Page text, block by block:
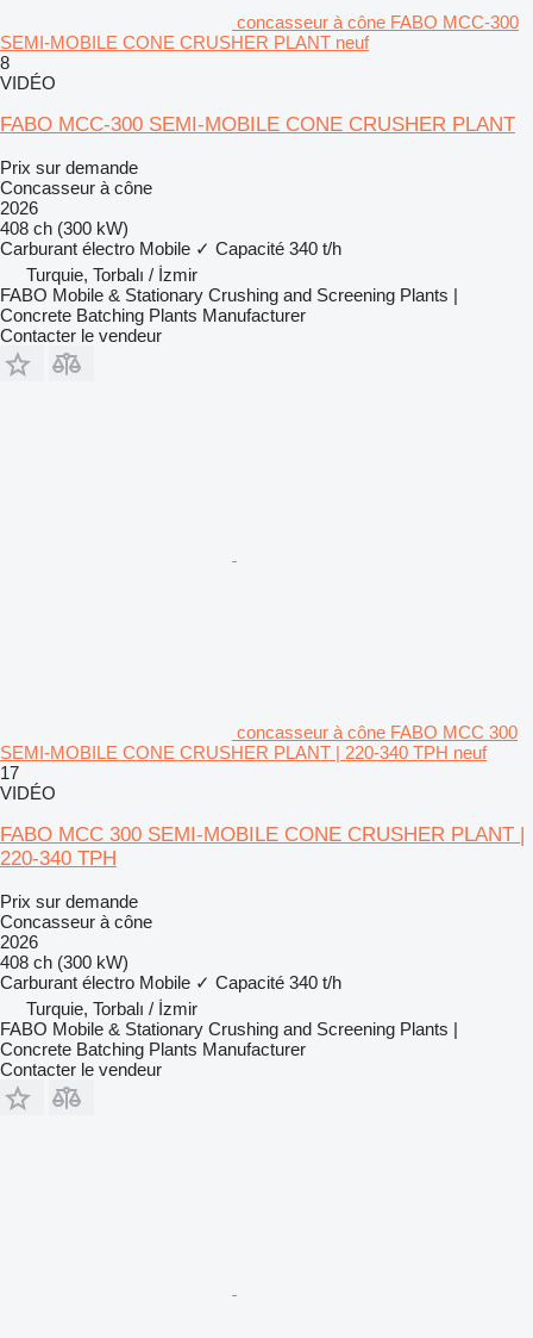
concasseur à cône FABO MCC-300
SEMI-MOBILE CONE CRUSHER PLANT neuf
8
VIDÉO
FABO MCC-300 SEMI-MOBILE CONE CRUSHER PLANT
Prix sur demande
Concasseur à cône
2026
408 ch (300 kW)
Carburant électro Mobile ✓ Capacité 340 t/h
Turquie, Torbalı / İzmir
FABO Mobile & Stationary Crushing and Screening Plants |
Concrete Batching Plants Manufacturer
Contacter le vendeur
concasseur à cône FABO MCC 300
SEMI-MOBILE CONE CRUSHER PLANT | 220-340 TPH neuf
17
VIDÉO
FABO MCC 300 SEMI-MOBILE CONE CRUSHER PLANT |
220-340 TPH
Prix sur demande
Concasseur à cône
2026
408 ch (300 kW)
Carburant électro Mobile ✓ Capacité 340 t/h
Turquie, Torbalı / İzmir
FABO Mobile & Stationary Crushing and Screening Plants |
Concrete Batching Plants Manufacturer
Contacter le vendeur